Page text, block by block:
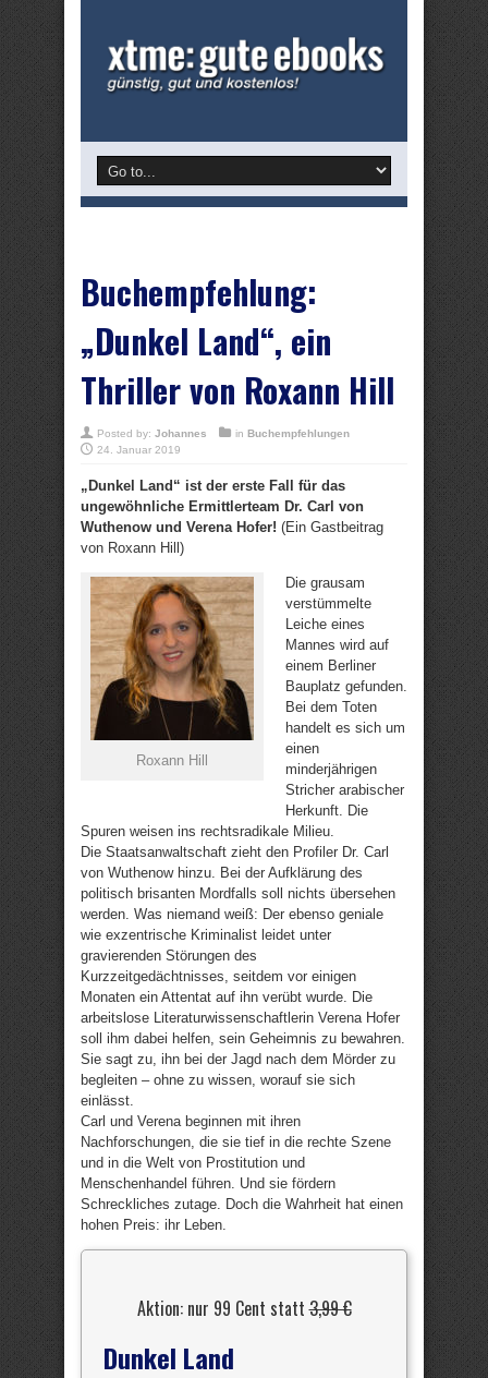
Buchempfehlung:
„Dunkel Land“, ein
Thriller von Roxann Hill
Posted by: Johannes in Buchempfehlungen
24. Januar 2019
„Dunkel Land“ ist der erste Fall für das
ungewöhnliche Ermittlerteam Dr. Carl von
Wuthenow und Verena Hofer! (Ein Gastbeitrag
von Roxann Hill)
Roxann Hill
Die grausam
verstümmelte
Leiche eines
Mannes wird auf
einem Berliner
Bauplatz gefunden.
Bei dem Toten
handelt es sich um
einen
minderjährigen
Stricher arabischer
Herkunft. Die
Spuren weisen ins rechtsradikale Milieu.
Die Staatsanwaltschaft zieht den Profiler Dr. Carl
von Wuthenow hinzu. Bei der Aufklärung des
politisch brisanten Mordfalls soll nichts übersehen
werden. Was niemand weiß: Der ebenso geniale
wie exzentrische Kriminalist leidet unter
gravierenden Störungen des
Kurzzeitgedächtnisses, seitdem vor einigen
Monaten ein Attentat auf ihn verübt wurde. Die
arbeitslose Literaturwissenschaftlerin Verena Hofer
soll ihm dabei helfen, sein Geheimnis zu bewahren.
Sie sagt zu, ihn bei der Jagd nach dem Mörder zu
begleiten – ohne zu wissen, worauf sie sich
einlässt.
Carl und Verena beginnen mit ihren
Nachforschungen, die sie tief in die rechte Szene
und in die Welt von Prostitution und
Menschenhandel führen. Und sie fördern
Schreckliches zutage. Doch die Wahrheit hat einen
hohen Preis: ihr Leben.
Aktion: nur 99 Cent statt3,99 €
Dunkel Land